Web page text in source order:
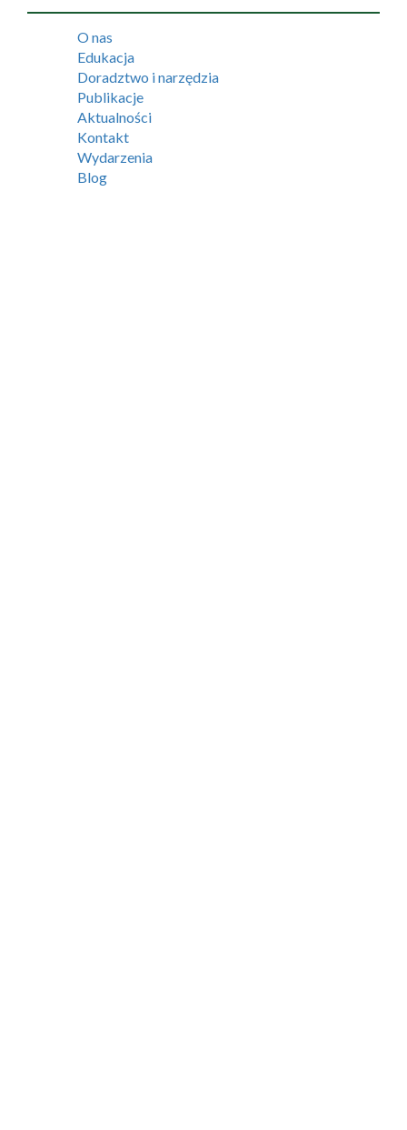
O nas
Edukacja
Doradztwo i narzędzia
Publikacje
Aktualności
Kontakt
Wydarzenia
Blog